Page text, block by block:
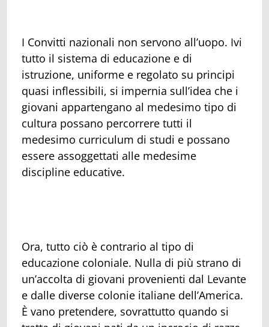
I Convitti nazionali non servono all’uopo. Ivi
tutto il sistema di educazione e di
istruzione, uniforme e regolato su principi
quasi inflessibili, si impernia sull’idea che i
giovani appartengano al medesimo tipo di
cultura possano percorrere tutti il
medesimo curriculum di studi e possano
essere assoggettati alle medesime
discipline educative.
Ora, tutto ciò è contrario al tipo di
educazione coloniale. Nulla di più strano di
un’accolta di giovani provenienti dal Levante
e dalle diverse colonie italiane dell’America.
È vano pretendere, sovrattutto quando si